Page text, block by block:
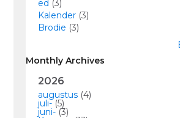
ed (3)
Kalender (3)
Brodie (3)
Monthly Archives
2026
augustus (4)
juli-(5)
juni-(3)